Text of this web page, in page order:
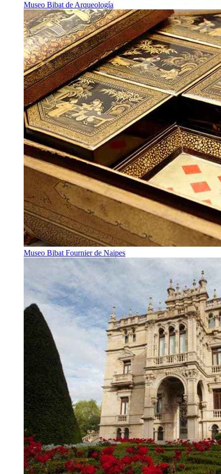
Museo Bibat de Arqueología
Museo Bibat Fournier de Naipes